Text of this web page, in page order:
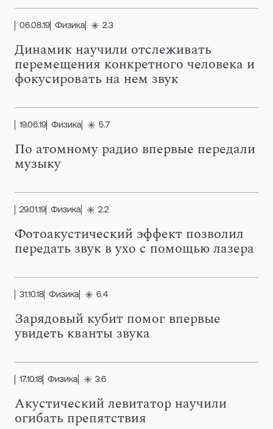
06.08.19 Физика 2.3
Динамик научили отслеживать
перемещения конкретного человека и
фокусировать на нем звук
19.06.19 Физика 5.7
По атомному радио впервые передали
музыку
29.01.19 Физика 2.2
Фотоакустический эффект позволил
передать звук в ухо с помощью лазера
31.10.18 Физика 6.4
Зарядовый кубит помог впервые
увидеть кванты звука
17.10.18 Физика 3.6
Акустический левитатор научили
огибать препятствия